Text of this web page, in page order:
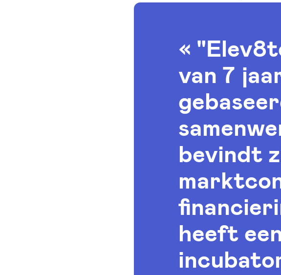
«
van 7
bevindt
heeft